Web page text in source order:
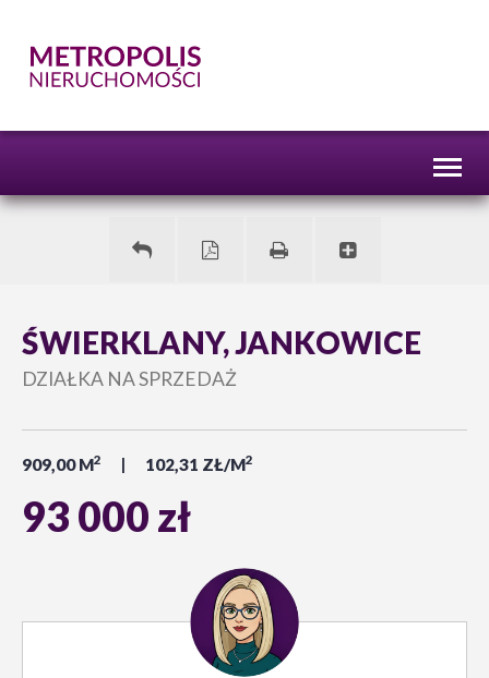
ŚWIERKLANY, JANKOWICE
DZIAŁKA NA SPRZEDAŻ
909,00 M2 102,31 ZŁ/M2
93 000 zł